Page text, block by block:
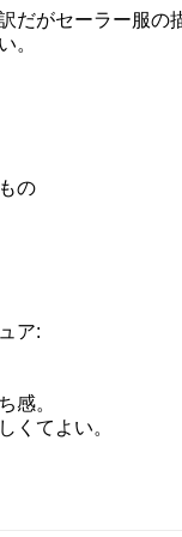
だがセーラー服の
。
の
ア:
感。
くてよい。